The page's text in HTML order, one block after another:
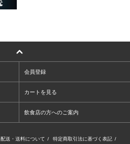
会員登録
カートを見る
飲食店の方へのご案内
配送・送料について / 特定商取引法に基づく表記 /